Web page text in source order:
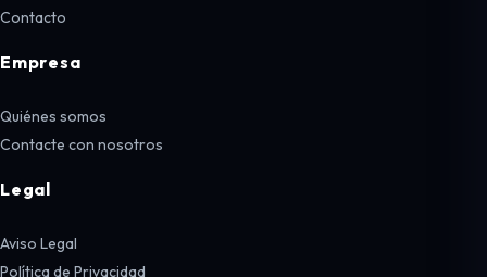
Contacto
Empresa
Quiénes somos
Contacte con nosotros
Legal
Aviso Legal
Política de Privacidad